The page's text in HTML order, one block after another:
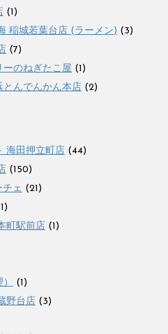
(1)
稲城若葉台店 (ラーメン) (3)
(7)
ーのねぎたこ屋 (1)
とんでんかん本店 (2)
海田押立町店 (44)
(150)
ェ (21)
町駅前店 (1)
(1)
野台店 (3)